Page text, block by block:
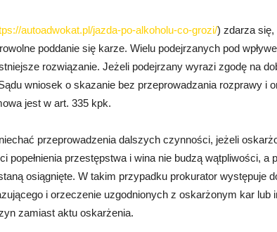
autoadwokat.pl/jazda-po-alkoholu-co-grozi/) zdarza się,
poddanie się karze. Wielu podejrzanych pod
rozwiązanie. Jeżeli podejrzany wyrazi zgodę na
wniosek o skazanie bez przeprowadzania rozprawy i
jest w art. 335 kpk.
przeprowadzenia dalszych czynności, jeżeli
popełnienia przestępstwa i wina nie budzą wątpliwości, a
osiągnięte. W takim przypadku prokurator występuje
i orzeczenie uzgodnionych z oskarżonym kar lub
zamiast aktu oskarżenia.